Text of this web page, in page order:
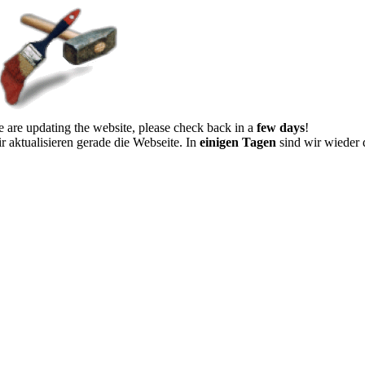
are updating the website, please check back in a few days!
aktualisieren gerade die Webseite. In einigen Tagen sind wir wieder